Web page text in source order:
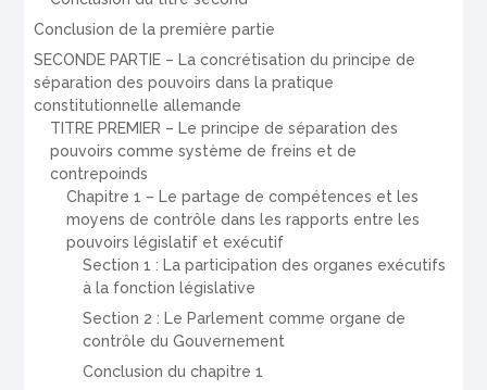
Conclusion de la première partie
SECONDE PARTIE – La concrétisation du principe de
séparation des pouvoirs dans la pratique
constitutionnelle allemande
TITRE PREMIER – Le principe de séparation des
pouvoirs comme système de freins et de
contrepoinds
Chapitre 1 – Le partage de compétences et les
moyens de contrôle dans les rapports entre les
pouvoirs législatif et exécutif
Section 1 : La participation des organes exécutifs
à la fonction législative
Section 2 : Le Parlement comme organe de
contrôle du Gouvernement
Conclusion du chapitre 1